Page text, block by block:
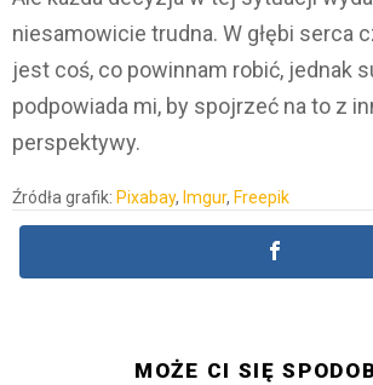
niesamowicie trudna. W głębi serca
jest coś, co powinnam robić, jednak
podpowiada mi, by spojrzeć na to z
perspektywy.
Źródła grafik: Pixabay, Imgur, Freepik
MOŻE CI SIĘ